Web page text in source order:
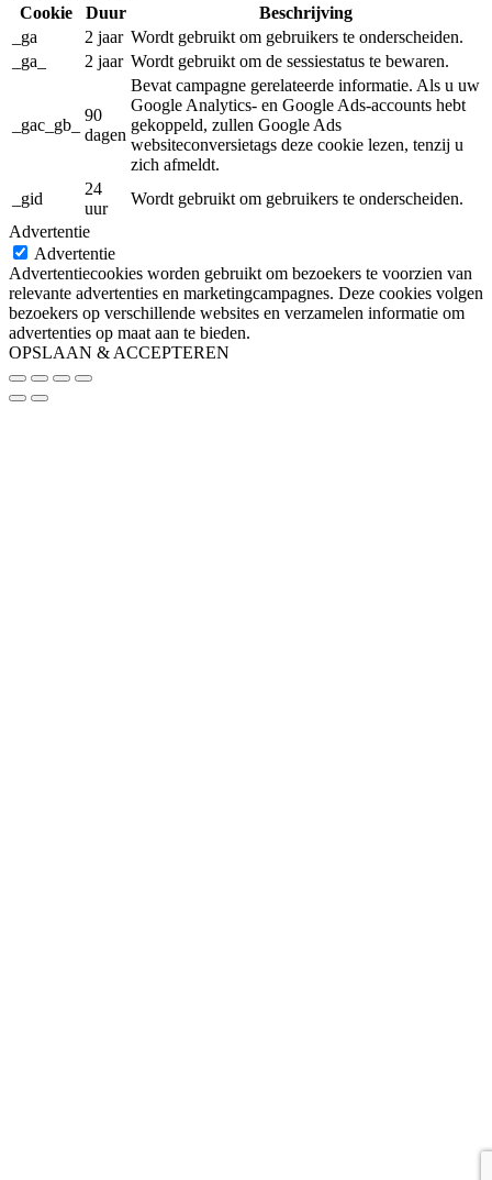
Cookie
Duur
Beschrijving
_ga
2 jaar Wordt gebruikt om gebruikers te onderscheiden.
_ga_
2 jaar Wordt gebruikt om de sessiestatus te bewaren.
_gac_gb_
90
dagen
Bevat campagne gerelateerde informatie. Als u uw
Google Analytics- en Google Ads-accounts hebt
gekoppeld, zullen Google Ads
websiteconversietags deze cookie lezen, tenzij u
zich afmeldt.
_gid
24
uur
Wordt gebruikt om gebruikers te onderscheiden.
Advertentie
Advertentie
Advertentiecookies worden gebruikt om bezoekers te voorzien van
relevante advertenties en marketingcampagnes. Deze cookies volgen
bezoekers op verschillende websites en verzamelen informatie om
advertenties op maat aan te bieden.
OPSLAAN & ACCEPTEREN